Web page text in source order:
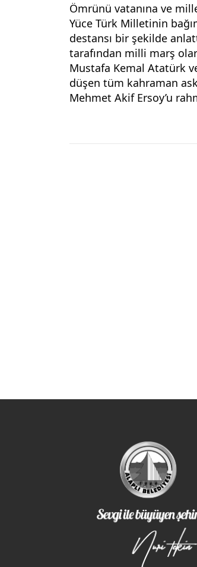
Ömrünü vatanına ve
Yüce Türk Milletinin
destansı bir şekilde
tarafından milli marş
Mustafa Kemal Atatürk
düşen tüm kahraman
Mehmet Akif Ersoy’u